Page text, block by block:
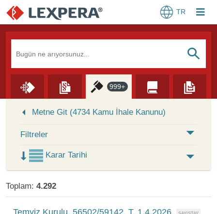
TR
S
999+
Metne Git (4734 Kamu İhale Kanunu)
Filtreler
Karar Tarihi
Toplam: 4.292